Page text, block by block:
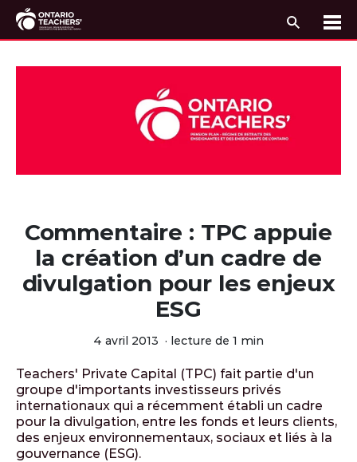
Commentaire : TPC appuie
la création d’un cadre de
divulgation pour les enjeux
ESG
4 avril 2013 · lecture de 1 min
Teachers' Private Capital (TPC) fait partie d'un
groupe d'importants investisseurs privés
internationaux qui a récemment établi un cadre
pour la divulgation, entre les fonds et leurs clients,
des enjeux environnementaux, sociaux et liés à la
gouvernance (ESG).